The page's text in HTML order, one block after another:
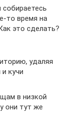
то время на
это сделать?
удаляя
кучи
в низкой
они тут же